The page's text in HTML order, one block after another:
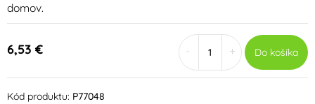
domov.
6,53 € + Do košíka
Kód produktu: P77048